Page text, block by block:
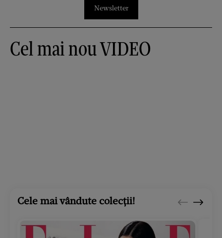
Newsletter
Cel mai nou VIDEO
Cele mai vândute colecții!